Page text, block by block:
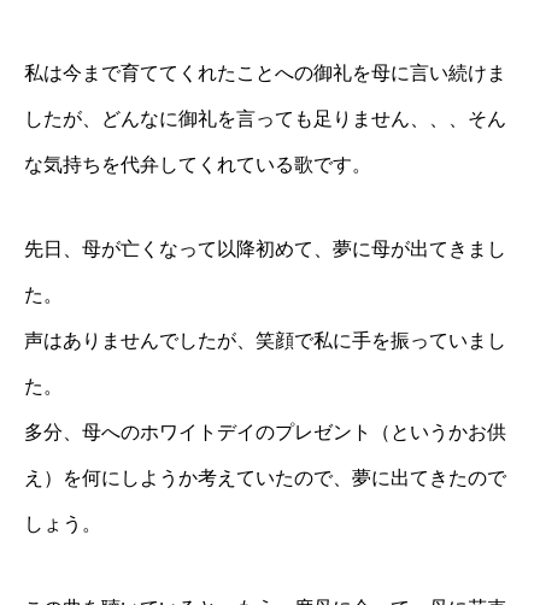
私は今まで育ててくれたことへの御礼を母に言い続けま
したが、どんなに御礼を言っても足りません、、、そん
な気持ちを代弁してくれている歌です。
先日、母が亡くなって以降初めて、夢に母が出てきまし
た。
声はありませんでしたが、笑顔で私に手を振っていまし
た。
多分、母へのホワイトデイのプレゼント（というかお供
え）を何にしようか考えていたので、夢に出てきたので
しょう。